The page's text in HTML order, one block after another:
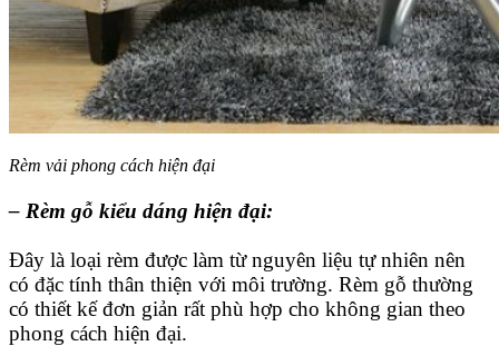
Rèm vải phong cách hiện đại
– Rèm gỗ kiểu dáng hiện đại:
Đây là loại rèm được làm từ nguyên liệu tự nhiên nên
có đặc tính thân thiện với môi trường. Rèm gỗ thường
có thiết kế đơn giản rất phù hợp cho không gian theo
phong cách hiện đại.